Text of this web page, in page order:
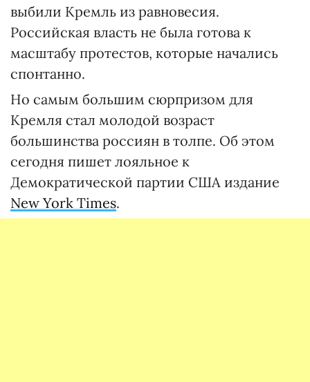
выбили Кремль из равновесия.
Российская власть не была готова к
масштабу протестов, которые начались
спонтанно.
Но самым большим сюрпризом для
Кремля стал молодой возраст
большинства россиян в толпе. Об этом
сегодня пишет лояльное к
Демократической партии США издание
New York Times.